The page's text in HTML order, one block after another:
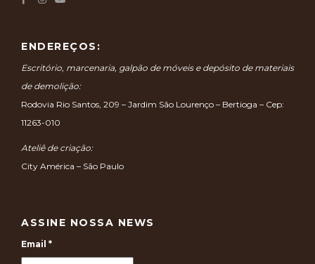
ENDEREÇOS:
Escritório, marcenaria, galpão de móveis e depósito de materiais
de demolição:
Rodovia Rio Santos, 209 – Jardim São Lourenço – Bertioga – Cep:
11263-010
Ateliê de criação:
City América – São Paulo
ASSINE NOSSA NEWS
Email *